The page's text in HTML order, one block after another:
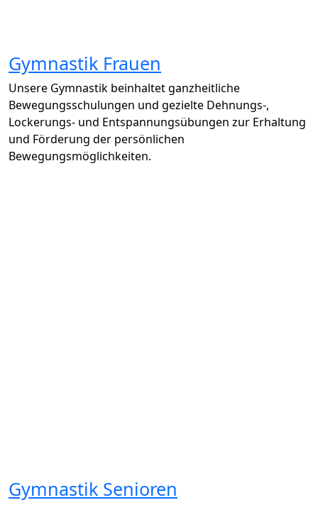
Gymnastik Frauen
Unsere Gymnastik beinhaltet ganzheitliche
Bewegungsschulungen und gezielte Dehnungs-,
Lockerungs- und Entspannungsübungen zur Erhaltung
und Förderung der persönlichen
Bewegungsmöglichkeiten.
Gymnastik Senioren